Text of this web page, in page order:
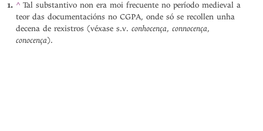
^ Tal substantivo non era moi frecuente no período medieval a
teor das documentacións no CGPA, onde só se recollen unha
decena de rexistros (véxase s.v.conhocença,connocença,
conocença).